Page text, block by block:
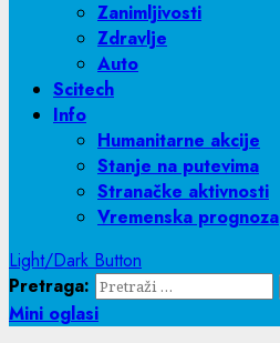
Zanimljivosti
Zdravlje
Auto
Scitech
Info
Humanitarne akcije
Stanje na putevima
Stranačke aktivnosti
Vremenska prognoza
Light/Dark Button
Pretraga:
Mini oglasi